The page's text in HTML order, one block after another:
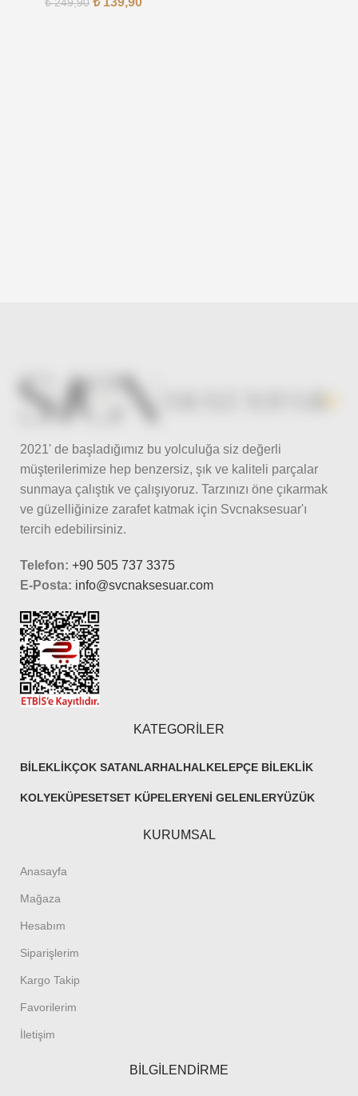
2021' de başladığımız bu yolculuğa siz değerli
müşterilerimize hep benzersiz, şık ve kaliteli parçalar
sunmaya çalıştık ve çalışıyoruz. Tarzınızı öne çıkarmak
ve güzelliğinize zarafet katmak için Svcnaksesuar'ı
tercih edebilirsiniz.
Telefon: +90 505 737 3375
E-Posta: info@svcnaksesuar.com
KATEGORİLER
BILEKLIKÇOK SATANLARHALHALKELEPÇE BILEKLIK
KOLYEKÜPESETSET KÜPELERYENI GELENLERYÜZÜK
KURUMSAL
Anasayfa
Mağaza
Hesabım
Siparişlerim
Kargo Takip
Favorilerim
İletişim
BİLGİLENDİRME